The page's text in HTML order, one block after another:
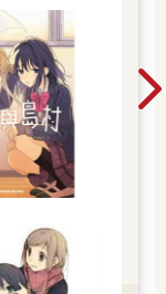
因為念同一間學
加上那優異的學習
她太突出而嫉妒。
而那個人就是我的
是不夠的。所以，
在我朋友們協助調
他的男人、喜歡
長繭，還是硬著頭
。由於他本來就長
他也不意外，而他